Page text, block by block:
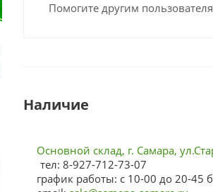
Помогите другим
Наличие
Основной склад, г. Самара,
тел: 8-927-712-73-07
график работы: с 10-00 до 20-45